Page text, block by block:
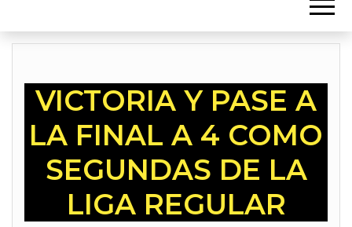
VICTORIA Y PASE A
LA FINAL A 4 COMO
SEGUNDAS DE LA
LIGA REGULAR